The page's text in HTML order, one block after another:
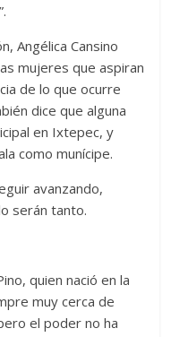
Angélica Cansino
mujeres que aspiran
de lo que ocurre
dice que alguna
en Ixtepec, y
como munícipe.
avanzando,
serán tanto.
quien nació en la
muy cerca de
el poder no ha